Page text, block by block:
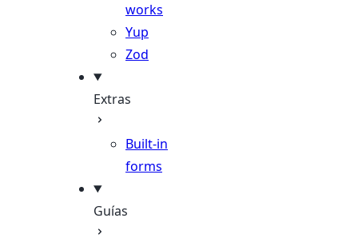
works
Yup
Zod
Extras
Built-in
forms
Guías